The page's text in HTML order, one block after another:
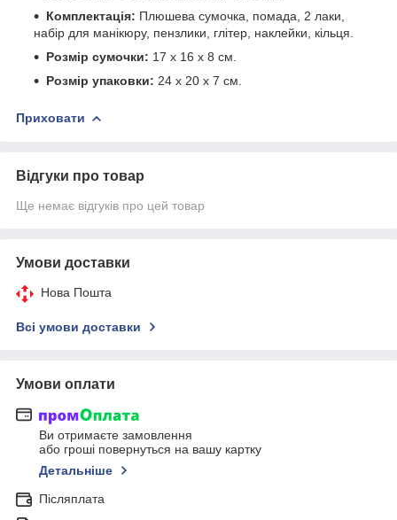
Комплектація: Плюшева сумочка, помада, 2 лаки,
набір для манікюру, пензлики, глітер, наклейки, кільця.
Розмір сумочки: 17 х 16 х 8 см.
Розмір упаковки: 24 х 20 х 7 см.
Приховати
Відгуки про товар
Ще немає відгуків про цей товар
Умови доставки
Нова Пошта
Всі умови доставки
Умови оплати
Ви отримаєте замовлення
або гроші повернуться на вашу картку
Детальніше
Післяплата